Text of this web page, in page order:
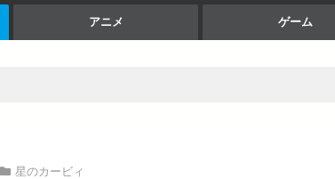
アニメ ゲーム
星のカービィ